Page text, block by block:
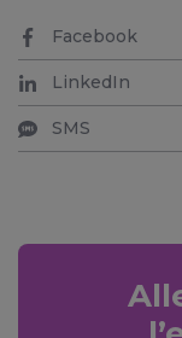
Facebook
LinkedIn
SMS